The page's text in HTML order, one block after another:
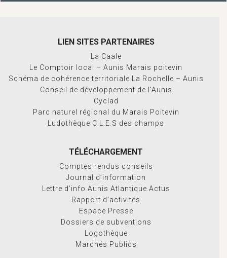
LIEN SITES PARTENAIRES
La Caale
Le Comptoir local – Aunis Marais poitevin
Schéma de cohérence territoriale La Rochelle – Aunis
Conseil de développement de l’Aunis
Cyclad
Parc naturel régional du Marais Poitevin
Ludothèque C.L.E.S des champs
TÉLÉCHARGEMENT
Comptes rendus conseils
Journal d’information
Lettre d’info Aunis Atlantique Actus
Rapport d’activités
Espace Presse
Dossiers de subventions
Logothèque
Marchés Publics